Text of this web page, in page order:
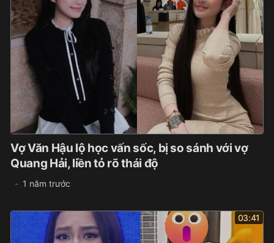
Vợ Văn Hậu lộ học vấn sốc, bị so sánh với vợ
Quang Hải, liền tỏ rõ thái độ
1 năm trước
03:41